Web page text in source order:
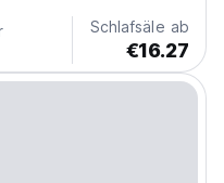
Schlafsäle ab
€16.27